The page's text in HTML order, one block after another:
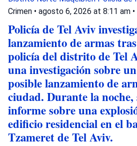
Crimen • agosto 6, 2026 at 8:11 am •
Policía de Tel Aviv
lanzamiento de armas
policía del distrito de Tel
una investigación sobre
posible lanzamiento de
ciudad. Durante la
informe sobre una
edificio residencial en el
Tzameret de Tel Aviv.